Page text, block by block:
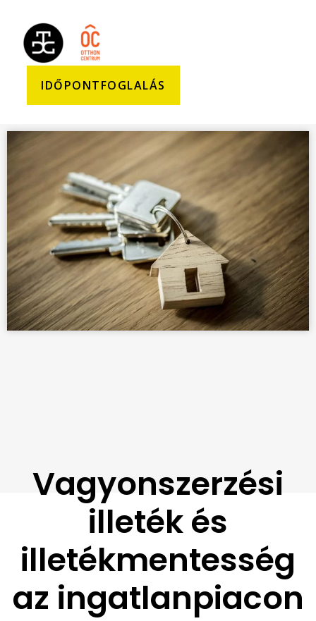
IDŐPONTFOGLALÁS
Vagyonszerzési
illeték és
illetékmentesség
az ingatlanpiacon